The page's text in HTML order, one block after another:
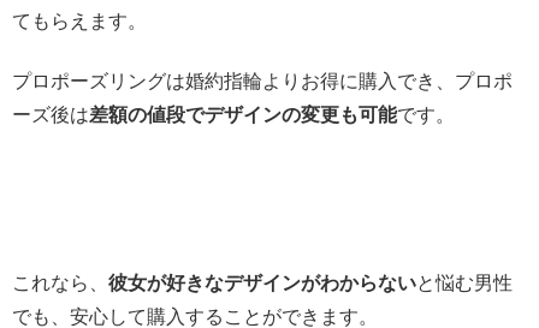
てもらえます。
プロポーズリングは婚約指輪よりお得に購入でき、プロポ
ーズ後は差額の値段でデザインの変更も可能です。
これなら、 彼女が好きなデザインがわからないと悩む男性
でも、安心して購入することができます。